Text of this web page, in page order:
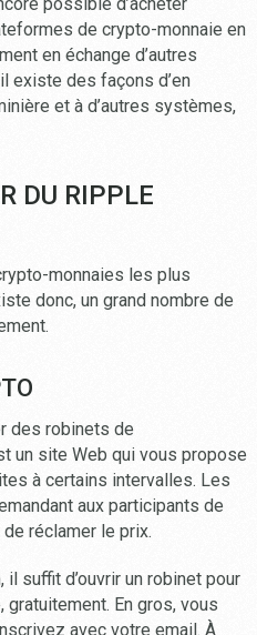
de crypto-monnaie en
en échange d’autres
existe des façons d’en
et à d’autres systèmes,
DU RIPPLE
monnaies les plus
donc, un grand nombre de
des robinets de
un site Web qui vous propose
à certains intervalles. Les
aux participants de
réclamer le prix.
suffit d’ouvrir un robinet pour
En gros, vous
avec votre email. À